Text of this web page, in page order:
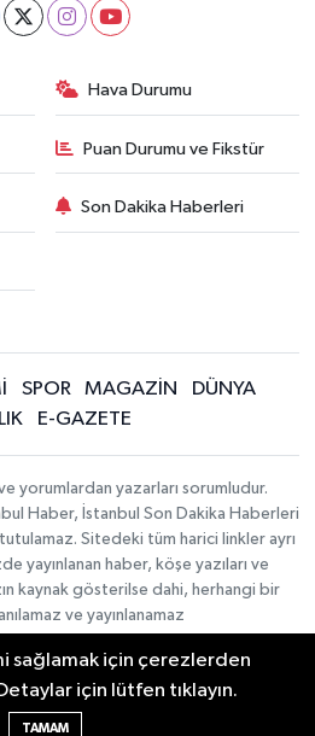
Hava Durumu
Puan Durumu ve Fikstür
Son Dakika Haberleri
SPOR MAGAZİN
DÜNYA
E-GAZETE
yorumlardan yazarları sorumludur.
Haber, İstanbul Son Dakika Haberleri
Sitedeki tüm harici linkler ayrı
yayınlanan haber, köşe yazıları ve
kaynak gösterilse dahi, herhangi bir
ve yayınlanamaz
Haber Yazılımı:TE Bilişim|
Copyright © 2026
sağlamak için çerezlerden
için lütfen tıklayın.
TAMAM